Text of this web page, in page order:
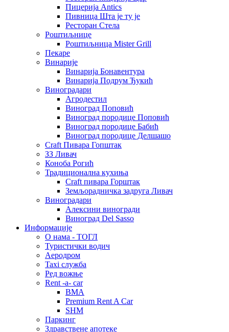
Пицерија Аntics
Пивница Шта је ту је
Ресторан Стела
Роштиљнице
Роштиљница Mister Grill
Пекаре
Винарије
Винарија Бонавентура
Винарија Подрум Ђукић
Виноградари
Агродестил
Виноград Поповић
Виноград породице Поповић
Виноград породице Бабић
Виноград породице Делшашо
Craft Пивара Гопштак
ЗЗ Ливач
Коноба Рогић
Традиционална кухиња
Craft пивара Горштак
Земљорадничка задруга Ливач
Виноградари
Алексини виногради
Виноград Del Sasso
Информације
О нама - ТОГЛ
Туристички водич
Аеродром
Taxi служба
Ред вожње
Rent -a- car
BMA
Premium Rent A Car
SHM
Паркинг
Здравствене апотеке